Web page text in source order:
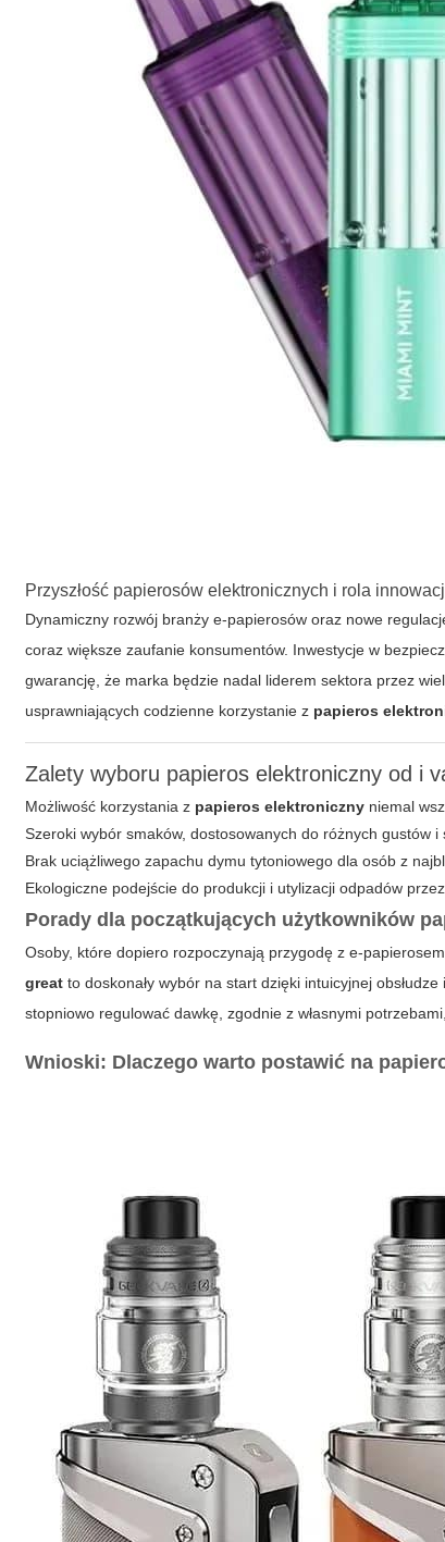
Przyszłość papierosów elektronicznych i rola
Dynamiczny rozwój branży e-papierosów oraz nowe
coraz większe zaufanie konsumentów. Inwestycje w
gwarancję, że marka będzie nadal liderem sektora przez
usprawniających codzienne korzystanie z papieros
Zalety wyboru papieros elektroniczny od i
Możliwość korzystania z papieros elektroniczny niemal
Szeroki wybór smaków, dostosowanych do różnych gustów
Brak uciążliwego zapachu dymu tytoniowego dla osób z
Ekologiczne podejście do produkcji i utylizacji odpadów przez
Porady dla początkujących użytkowników
Osoby, które dopiero rozpoczynają przygodę z e-
great to doskonały wybór na start dzięki intuicyjnej
stopniowo regulować dawkę, zgodnie z własnymi
Wnioski: Dlaczego warto postawić na